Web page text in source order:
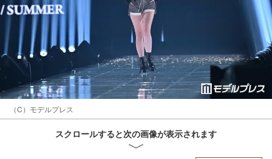
（C）モデルプレス
スクロールすると次の画像が表示されます